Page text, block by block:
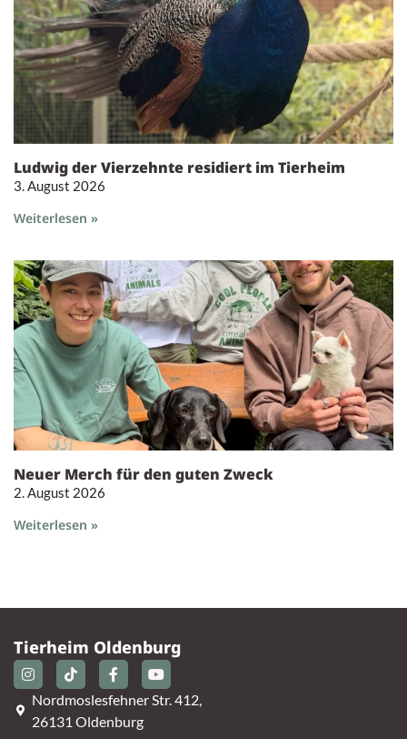
Ludwig der Vierzehnte residiert im Tierheim
3. August 2026
Weiterlesen »
Neuer Merch für den guten Zweck
2. August 2026
Weiterlesen »
Tierheim Oldenburg
Nordmoslesfehner Str. 412,
26131 Oldenburg